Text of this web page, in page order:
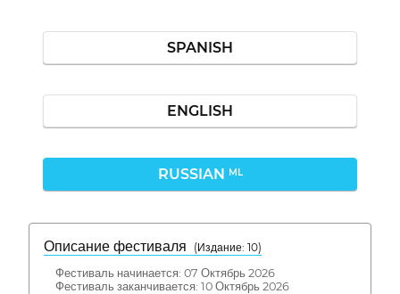
SPANISH
ENGLISH
RUSSIAN ML
Описание фестиваля
( Издание: 10)
Фестиваль начинается: 07 Октябрь 2026
Фестиваль заканчивается: 10 Октябрь 2026